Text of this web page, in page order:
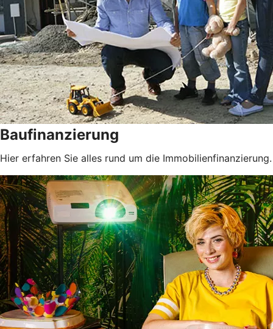
Baufinanzierung
Hier erfahren Sie alles rund um die Immobilienfinanzierung.